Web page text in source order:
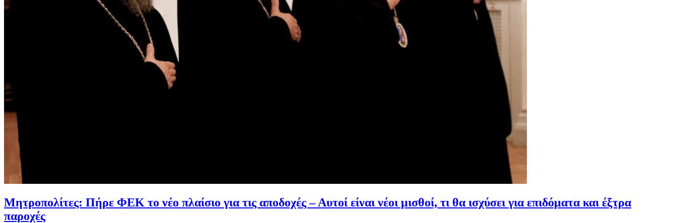
Μητροπολίτες: Πήρε ΦΕΚ το νέο πλαίσιο για τις αποδοχές – Αυτοί είναι νέοι μισθοί, τι θα ισχύσει για επιδόματα και έξτρα
παροχές